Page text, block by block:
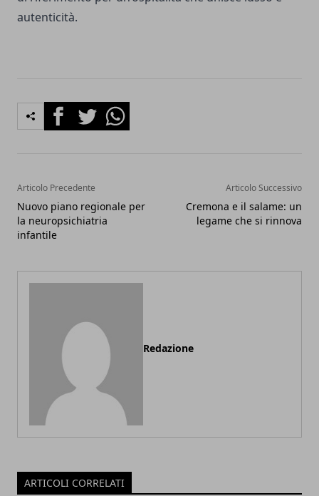
autenticità.
FacebookTwitterWhatsapp
Articolo Precedente
Nuovo piano regionale per
la neuropsichiatria
infantile
Articolo Successivo
Cremona e il salame: un
legame che si rinnova
Redazione
ARTICOLI CORRELATI